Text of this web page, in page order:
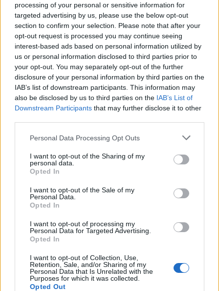
processing of your personal or sensitive information for
targeted advertising by us, please use the below opt-out
section to confirm your selection. Please note that after your
opt-out request is processed you may continue seeing
interest-based ads based on personal information utilized by
us or personal information disclosed to third parties prior to
your opt-out. You may separately opt-out of the further
disclosure of your personal information by third parties on the
IAB’s list of downstream participants. This information may
also be disclosed by us to third parties on the IAB’s List of
Downstream Participants that may further disclose it to other
Personal Data Processing Opt Outs
I want to opt-out of the Sharing of my
personal data.
Opted In
I want to opt-out of the Sale of my
Personal Data.
Opted In
I want to opt-out of processing my
Personal Data for Targeted Advertising.
Opted In
I want to opt-out of Collection, Use,
Retention, Sale, and/or Sharing of my
Personal Data that Is Unrelated with the
Purposes for which it was collected.
Opted Out
Защо мислим за света в черно-бели
тонове
ВСИЧКО ОТ
Реклама